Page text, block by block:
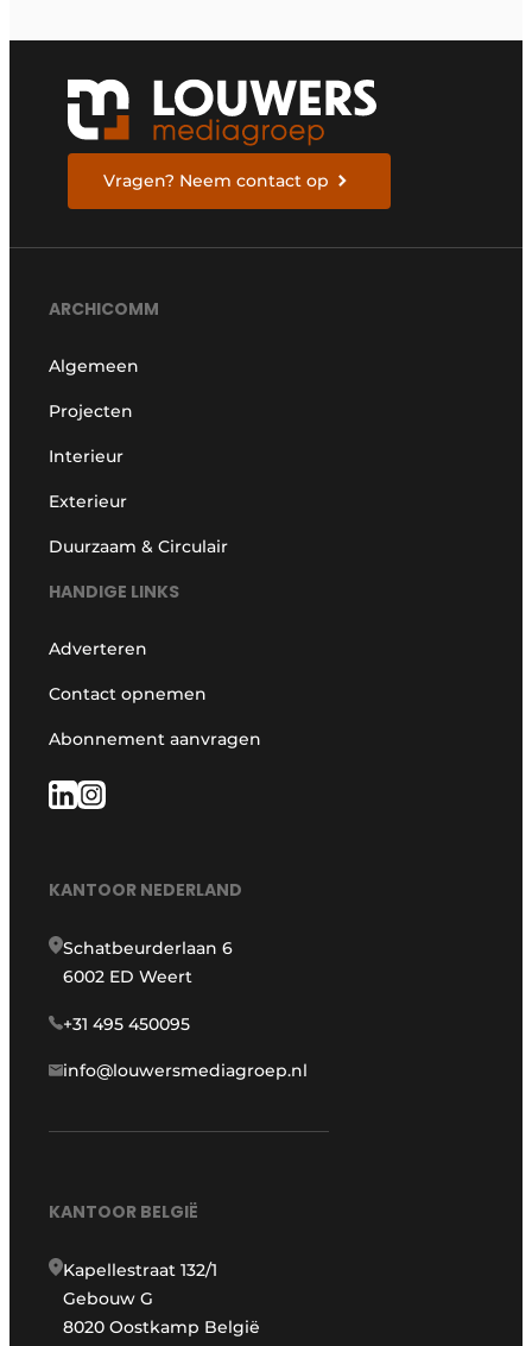
Vragen? Neem contact op
ARCHICOMM
Algemeen
Projecten
Interieur
Exterieur
Duurzaam & Circulair
HANDIGE LINKS
Adverteren
Contact opnemen
Abonnement aanvragen
KANTOOR NEDERLAND
Schatbeurderlaan 6
6002 ED Weert
+31 495 450095
info@louwersmediagroep.nl
KANTOOR BELGIË
Kapellestraat 132/1
Gebouw G
8020 Oostkamp België